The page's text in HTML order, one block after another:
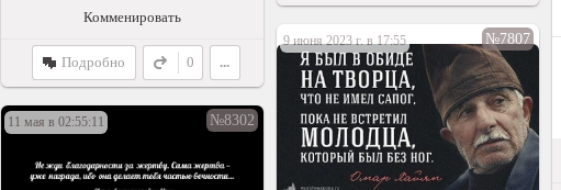
Комменировать
Подробно 0 ...
9 июня 2023 г. в 17:55 №7807
11 мая в 02:55:11 №8302